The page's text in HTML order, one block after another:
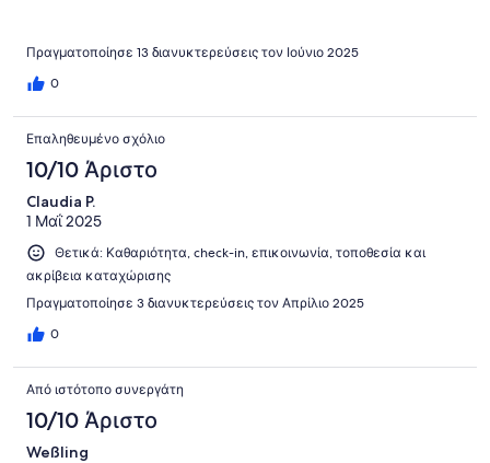
beschaffen.Das Preis-Leistungs-Verhältnis stimmt
zusammengefasst im Ergebnis nicht.
Πραγματοποίησε 13 διανυκτερεύσεις τον Ιούνιο 2025
0
Επαληθευμένο σχόλιο
10/10 Άριστο
Claudia P.
1 Μαΐ 2025
Θετικά: Καθαριότητα, check-in, επικοινωνία, τοποθεσία και
ακρίβεια καταχώρισης
Πραγματοποίησε 3 διανυκτερεύσεις τον Απρίλιο 2025
0
Από ιστότοπο συνεργάτη
10/10 Άριστο
Weßling